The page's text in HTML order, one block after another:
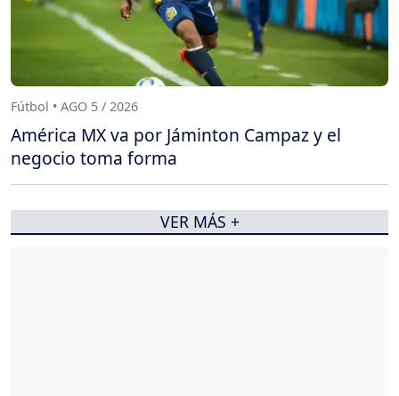
Fútbol • AGO 5 / 2026
América MX va por Jáminton Campaz y el
negocio toma forma
VER MÁS +